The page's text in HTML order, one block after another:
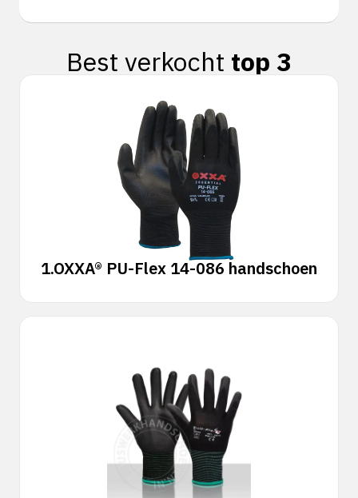
Best verkocht top 3
1.OXXA® PU-Flex 14-086 handschoen